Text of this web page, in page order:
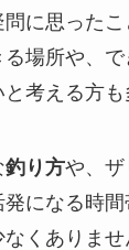
に思ったこ
場所や、
考える方も
釣り方や、
になる時間
くありま